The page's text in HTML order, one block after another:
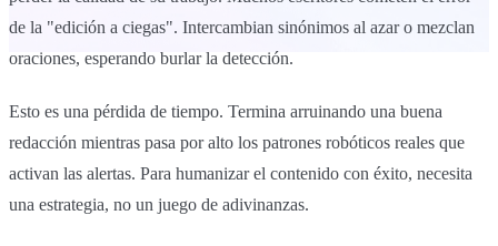
de la "edición a ciegas". Intercambian sinónimos al azar o mezclan
oraciones, esperando burlar la detección.
Esto es una pérdida de tiempo. Termina arruinando una buena
redacción mientras pasa por alto los patrones robóticos reales que
activan las alertas. Para humanizar el contenido con éxito, necesita
una estrategia, no un juego de adivinanzas.